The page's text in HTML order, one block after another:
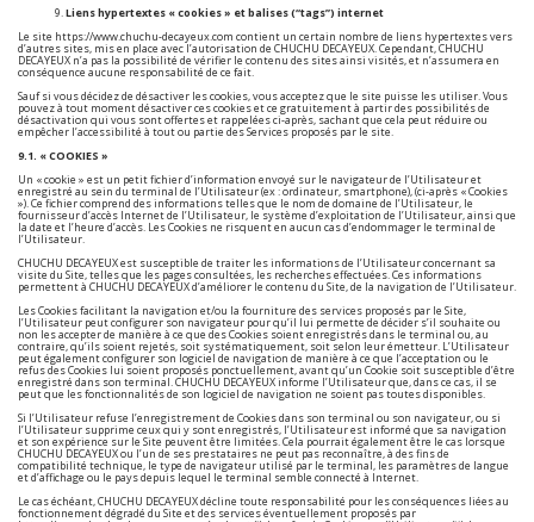
Liens hypertextes « cookies » et balises (“tags”) internet
Le site https://www.chuchu-decayeux.com contient un certain nombre de liens hypertextes vers
d’autres sites, mis en place avec l’autorisation de CHUCHU DECAYEUX. Cependant, CHUCHU
DECAYEUX n’a pas la possibilité de vérifier le contenu des sites ainsi visités, et n’assumera en
conséquence aucune responsabilité de ce fait.
Sauf si vous décidez de désactiver les cookies, vous acceptez que le site puisse les utiliser. Vous
pouvez à tout moment désactiver ces cookies et ce gratuitement à partir des possibilités de
désactivation qui vous sont offertes et rappelées ci-après, sachant que cela peut réduire ou
empêcher l’accessibilité à tout ou partie des Services proposés par le site.
9.1. « COOKIES »
Un « cookie » est un petit fichier d’information envoyé sur le navigateur de l’Utilisateur et
enregistré au sein du terminal de l’Utilisateur (ex : ordinateur, smartphone), (ci-après « Cookies
»). Ce fichier comprend des informations telles que le nom de domaine de l’Utilisateur, le
fournisseur d’accès Internet de l’Utilisateur, le système d’exploitation de l’Utilisateur, ainsi que
la date et l’heure d’accès. Les Cookies ne risquent en aucun cas d’endommager le terminal de
l’Utilisateur.
CHUCHU DECAYEUX est susceptible de traiter les informations de l’Utilisateur concernant sa
visite du Site, telles que les pages consultées, les recherches effectuées. Ces informations
permettent à CHUCHU DECAYEUX d’améliorer le contenu du Site, de la navigation de l’Utilisateur.
Les Cookies facilitant la navigation et/ou la fourniture des services proposés par le Site,
l’Utilisateur peut configurer son navigateur pour qu’il lui permette de décider s’il souhaite ou
non les accepter de manière à ce que des Cookies soient enregistrés dans le terminal ou, au
contraire, qu’ils soient rejetés, soit systématiquement, soit selon leur émetteur. L’Utilisateur
peut également configurer son logiciel de navigation de manière à ce que l’acceptation ou le
refus des Cookies lui soient proposés ponctuellement, avant qu’un Cookie soit susceptible d’être
enregistré dans son terminal. CHUCHU DECAYEUX informe l’Utilisateur que, dans ce cas, il se
peut que les fonctionnalités de son logiciel de navigation ne soient pas toutes disponibles.
Si l’Utilisateur refuse l’enregistrement de Cookies dans son terminal ou son navigateur, ou si
l’Utilisateur supprime ceux qui y sont enregistrés, l’Utilisateur est informé que sa navigation
et son expérience sur le Site peuvent être limitées. Cela pourrait également être le cas lorsque
CHUCHU DECAYEUX ou l’un de ses prestataires ne peut pas reconnaître, à des fins de
compatibilité technique, le type de navigateur utilisé par le terminal, les paramètres de langue
et d’affichage ou le pays depuis lequel le terminal semble connecté à Internet.
Le cas échéant, CHUCHU DECAYEUX décline toute responsabilité pour les conséquences liées au
fonctionnement dégradé du Site et des services éventuellement proposés par